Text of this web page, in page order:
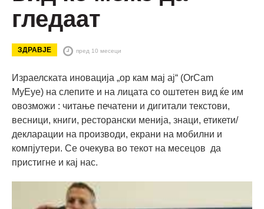
гледаат
ЗДРАВЈЕ пред 10 месеци
Израелската иновација „ор кам мај ај“ (OrCam
MyEye) на слепите и на лицата со оштетен вид ќе им
овозможи : читање печатени и дигитали текстови,
весници, книги, ресторански менија, знаци, етикети/
декларации на производи, екрани на мобилни и
компјутери. Се очекува во текот на месецов да
пристигне и кај нас.